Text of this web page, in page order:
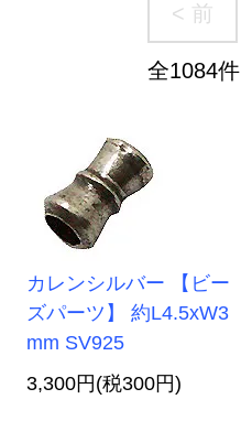
< 前
全1084件
カレンシルバー 【ビー
ズパーツ】 約L4.5xW3
mm SV925
3,300円(税300円)